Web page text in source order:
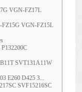
VGN-FZ17L
VGN-FZ15L
SVT131A11W
E260 D425 3...
SVF15216SC